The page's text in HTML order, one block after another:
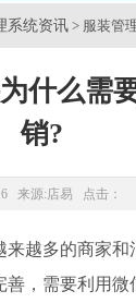
系统资讯> 服装管
什么需
销?
来源:店易 点击：
越多的商家和
善，需要利用微